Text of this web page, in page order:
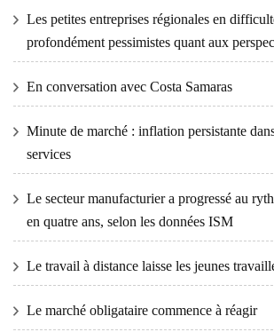
Les petites entreprises régionales en
profondément pessimistes quant aux
En conversation avec Costa Samaras
Minute de marché : inflation persistante
services
Le secteur manufacturier a progressé au
en quatre ans, selon les données ISM
Le travail à distance laisse les jeunes
Le marché obligataire commence à réagir